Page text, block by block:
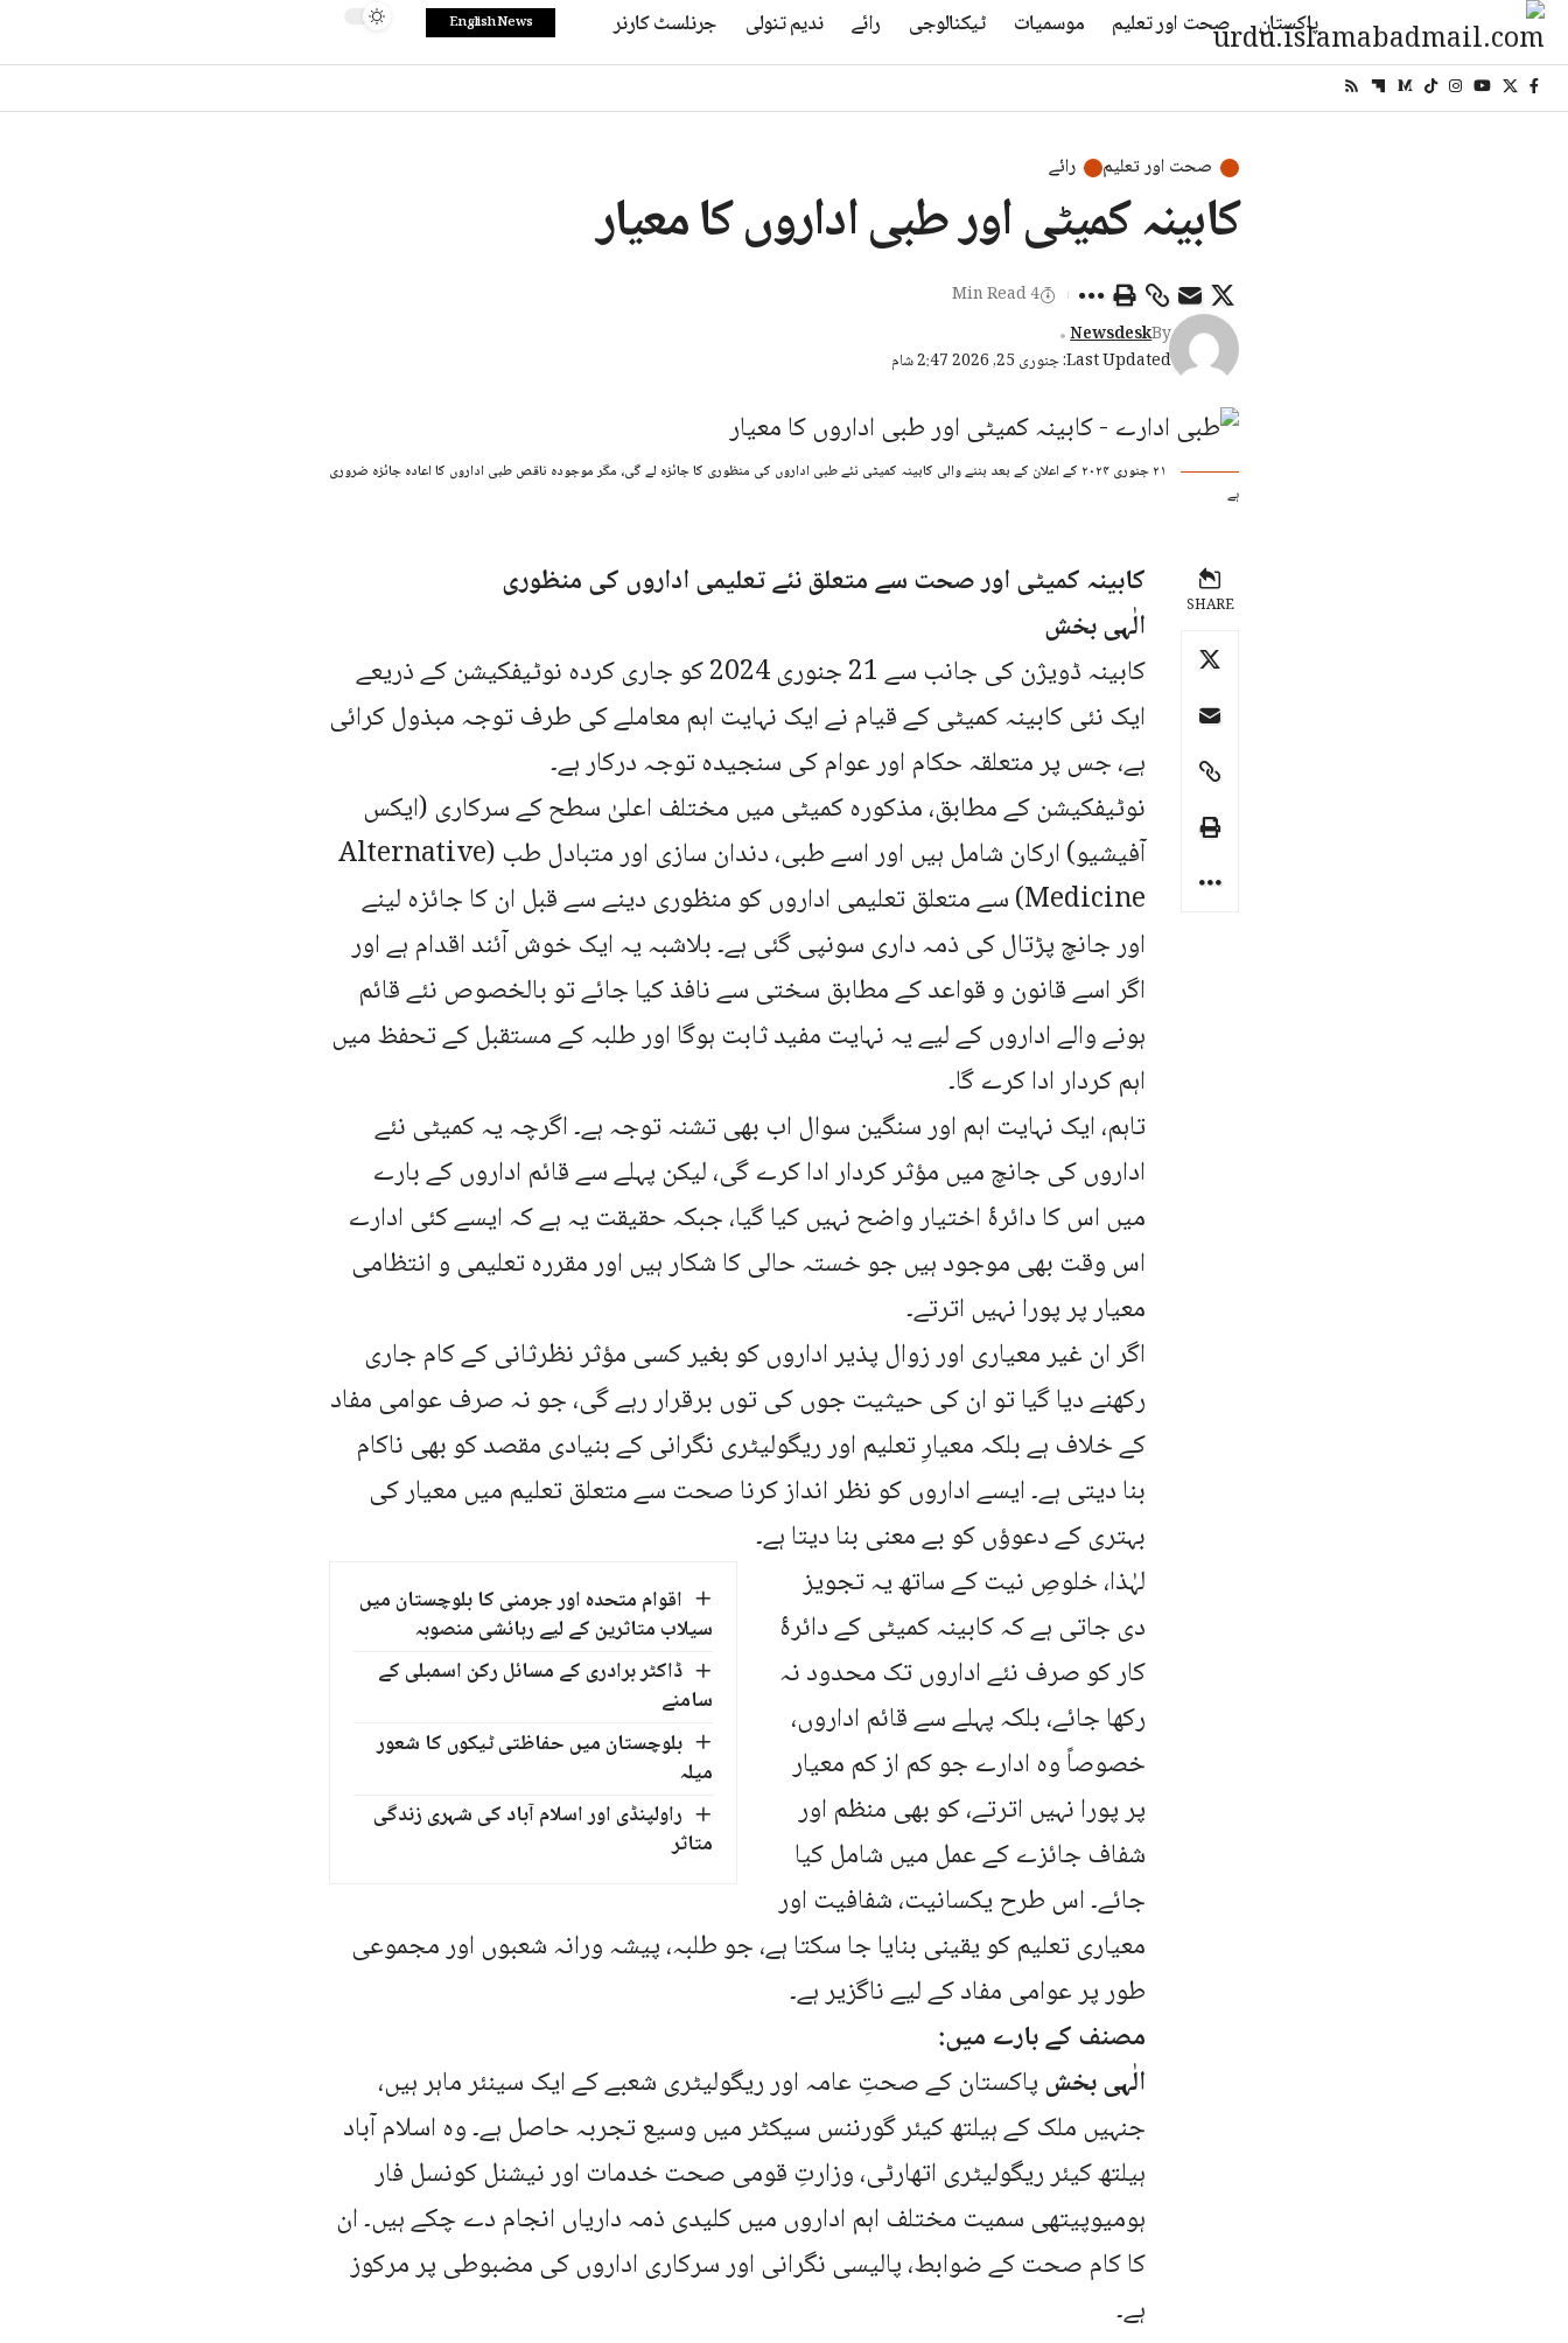
پاکستان صحت اور تعلیم موسمیات ٹیکنالوجی رائے ندیم تنولی جرنلسٹ کارنر English News
صحت اور تعلیم رائے
کابینہ کمیٹی اور طبی اداروں کا معیار
Last Updated: جنوری 25, 2026 2:47 شام
By
Newsdesk
4 Min Read
۲۱ جنوری ۲۰۲۴ کے اعلان کے بعد بننے والی کابینہ کمیٹی نئے طبی اداروں کی منظوری کا جائزہ لے گی، مگر موجودہ ناقص طبی اداروں کا اعادہ جائزہ ضروری
ہے
SHARE
کابینہ کمیٹی اور صحت سے متعلق نئے تعلیمی اداروں کی منظوری
الٰہی بخش
کابینہ ڈویژن کی جانب سے 21 جنوری 2024 کو جاری کردہ نوٹیفکیشن کے ذریعے
ایک نئی کابینہ کمیٹی کے قیام نے ایک نہایت اہم معاملے کی طرف توجہ مبذول کرائی
ہے، جس پر متعلقہ حکام اور عوام کی سنجیدہ توجہ درکار ہے۔
نوٹیفکیشن کے مطابق، مذکورہ کمیٹی میں مختلف اعلیٰ سطح کے سرکاری (ایکس
آفیشیو) ارکان شامل ہیں اور اسے طبی، دندان سازی اور متبادل طب (Alternative
Medicine) سے متعلق تعلیمی اداروں کو منظوری دینے سے قبل ان کا جائزہ لینے
اور جانچ پڑتال کی ذمہ داری سونپی گئی ہے۔ بلاشبہ یہ ایک خوش آئند اقدام ہے اور
اگر اسے قانون و قواعد کے مطابق سختی سے نافذ کیا جائے تو بالخصوص نئے قائم
ہونے والے اداروں کے لیے یہ نہایت مفید ثابت ہوگا اور طلبہ کے مستقبل کے تحفظ میں
اہم کردار ادا کرے گا۔
تاہم، ایک نہایت اہم اور سنگین سوال اب بھی تشنہ توجہ ہے۔ اگرچہ یہ کمیٹی نئے
اداروں کی جانچ میں مؤثر کردار ادا کرے گی، لیکن پہلے سے قائم اداروں کے بارے
میں اس کا دائرۂ اختیار واضح نہیں کیا گیا، جبکہ حقیقت یہ ہے کہ ایسے کئی ادارے
اس وقت بھی موجود ہیں جو خستہ حالی کا شکار ہیں اور مقررہ تعلیمی و انتظامی
معیار پر پورا نہیں اترتے۔
اگر ان غیر معیاری اور زوال پذیر اداروں کو بغیر کسی مؤثر نظرثانی کے کام جاری
رکھنے دیا گیا تو ان کی حیثیت جوں کی توں برقرار رہے گی، جو نہ صرف عوامی مفاد
کے خلاف ہے بلکہ معیارِ تعلیم اور ریگولیٹری نگرانی کے بنیادی مقصد کو بھی ناکام
بنا دیتی ہے۔ ایسے اداروں کو نظر انداز کرنا صحت سے متعلق تعلیم میں معیار کی
بہتری کے دعوؤں کو بے معنی بنا دیتا ہے۔
اقوام متحدہ اور جرمنی کا بلوچستان میں
سیلاب متاثرین کے لیے رہائشی منصوبہ
ڈاکٹر برادری کے مسائل رکن اسمبلی کے
سامنے
بلوچستان میں حفاظتی ٹیکوں کا شعور
میلہ
راولپنڈی اور اسلام آباد کی شہری زندگی
متاثر
لہٰذا، خلوصِ نیت کے ساتھ یہ تجویز
دی جاتی ہے کہ کابینہ کمیٹی کے دائرۂ
کار کو صرف نئے اداروں تک محدود نہ
رکھا جائے، بلکہ پہلے سے قائم اداروں،
خصوصاً وہ ادارے جو کم از کم معیار
پر پورا نہیں اترتے، کو بھی منظم اور
شفاف جائزے کے عمل میں شامل کیا
جائے۔ اس طرح یکسانیت، شفافیت اور
معیاری تعلیم کو یقینی بنایا جا سکتا ہے، جو طلبہ، پیشہ ورانہ شعبوں اور مجموعی
طور پر عوامی مفاد کے لیے ناگزیر ہے۔
مصنف کے بارے میں:
الٰہی بخشپاکستان کے صحتِ عامہ اور ریگولیٹری شعبے کے ایک سینئر ماہر ہیں،
جنہیں ملک کے ہیلتھ کیئر گورننس سیکٹر میں وسیع تجربہ حاصل ہے۔ وہ اسلام آباد
ہیلتھ کیئر ریگولیٹری اتھارٹی، وزارتِ قومی صحت خدمات اور نیشنل کونسل فار
ہومیوپیتھی سمیت مختلف اہم اداروں میں کلیدی ذمہ داریاں انجام دے چکے ہیں۔ ان
کا کام صحت کے ضوابط، پالیسی نگرانی اور سرکاری اداروں کی مضبوطی پر مرکوز
ہے۔